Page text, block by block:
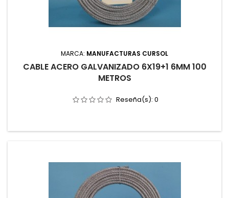
MARCA: MANUFACTURAS CURSOL
CABLE ACERO GALVANIZADO 6X19+1 6MM 100
METROS
Reseña(s): 0